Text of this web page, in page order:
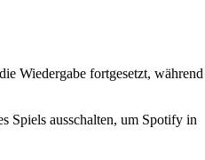
Wiedergabe fortgesetzt, während
Spiels ausschalten, um Spotify in